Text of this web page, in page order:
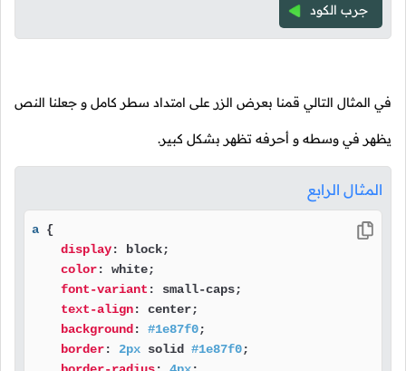
جرب الكود
في المثال التالي قمنا بعرض الزر على امتداد سطر كامل و جعلنا النص
يظهر في وسطه و أحرفه تظهر بشكل كبير.
المثال الرابع
a {
display: block;
color: white;
font-variant : small-caps;
text-align: center;
background : #1e87f0;
border: 2px solid #1e87f0;